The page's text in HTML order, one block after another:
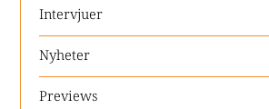
Intervjuer
Nyheter
Previews